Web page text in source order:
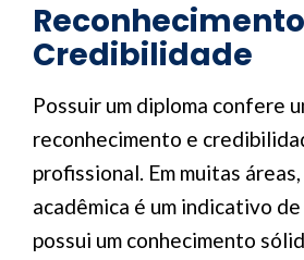
Credibilidade
Possuir um diploma confere
reconhecimento e
profissional. Em muitas
acadêmica é um indicativo
possui um conhecimento